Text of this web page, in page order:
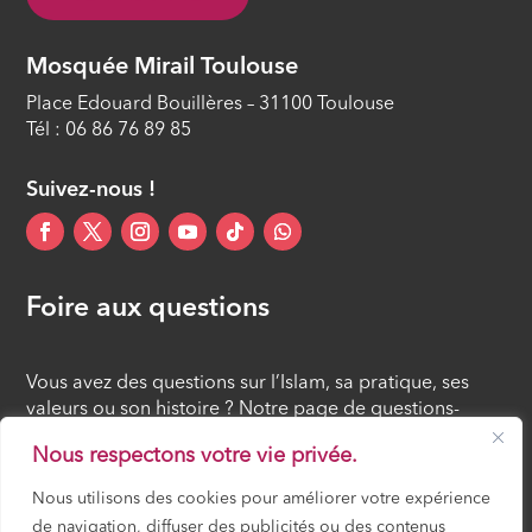
Nous respectons votre vie privée.
Nous utilisons des cookies pour améliorer votre expérience
de navigation, diffuser des publicités ou des contenus
Mosquée Mirail Toulouse
Place Edouard Bouillères – 31100 Toulouse
Tél : 06 86 76 89 85
Suivez-nous !
Foire aux questions
Vous avez des questions sur l’Islam, sa pratique, ses
valeurs ou son histoire ? Notre page de questions-
réponses rassemble des réponses claires et accessibles
à tous, croyants ou simples curieux.